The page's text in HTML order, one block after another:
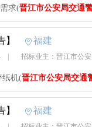
求(晋江市公安局交通
】 福建
招标业主：晋江市公
纸机(晋江市公安局交通
】 福建